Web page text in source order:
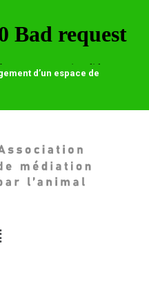
d’un espace de